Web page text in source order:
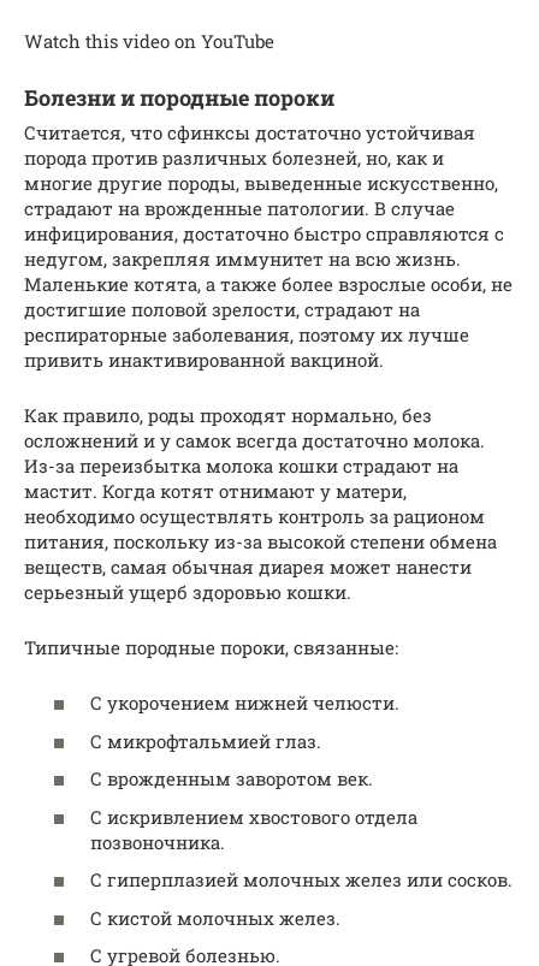
Watch this video on YouTube
Болезни и породные пороки
Считается, что сфинксы достаточно устойчивая
порода против различных болезней, но, как и
многие другие породы, выведенные искусственно,
страдают на врожденные патологии. В случае
инфицирования, достаточно быстро справляются с
недугом, закрепляя иммунитет на всю жизнь.
Маленькие котята, а также более взрослые особи, не
достигшие половой зрелости, страдают на
респираторные заболевания, поэтому их лучше
привить инактивированной вакциной.
Как правило, роды проходят нормально, без
осложнений и у самок всегда достаточно молока.
Из-за переизбытка молока кошки страдают на
мастит. Когда котят отнимают у матери,
необходимо осуществлять контроль за рационом
питания, поскольку из-за высокой степени обмена
веществ, самая обычная диарея может нанести
серьезный ущерб здоровью кошки.
Типичные породные пороки, связанные:
С укорочением нижней челюсти.
С микрофтальмией глаз.
С врожденным заворотом век.
С искривлением хвостового отдела
позвоночника.
С гиперплазией молочных желез или сосков.
С кистой молочных желез.
С угревой болезнью.